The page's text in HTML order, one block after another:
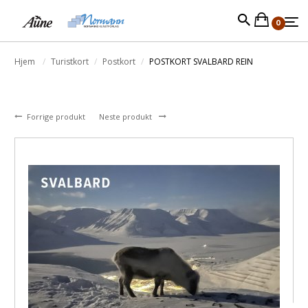
0
Hjem Turistkort Postkort POSTKORT SVALBARD REIN
Forrige produkt Neste produkt